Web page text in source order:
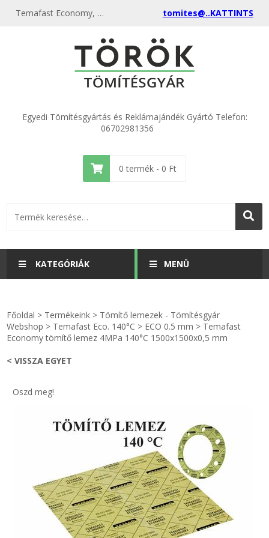
Temafast Economy, sárga tömítőlemez, azbesztmentes tömítés, NBR kötőanyagú lemez 1500x1500x0,5 mm tomites@..KATTINTS
Egyedi Tömítésgyártás és Reklámajándék Gyártó Telefon:
06702981356
0 termék - 0 Ft
KATEGÓRIÁK
KULCSTARTÓ - KULCSKARIKA
TÖMÍTŐ TÁBLA - SZIGETELŐ LEMEZ
GUMILEMEZ - FILC - HÓTOLÓ
TÖMÍTŐ ZSINÓR - RAGASZTÓ
MENÜ
videók
Egyedi gyártás
Hírek
Kapcsolat
ÁSZF
Főoldal > Termékeink > Tömítő lemezek - Tömítésgyár
Webshop > Temafast Eco. 140°C > ECO 0.5 mm > Temafast
Economy tömítő lemez 4MPa 140°C 1500x1500x0,5 mm
< VISSZA EGYET
Oszd meg!